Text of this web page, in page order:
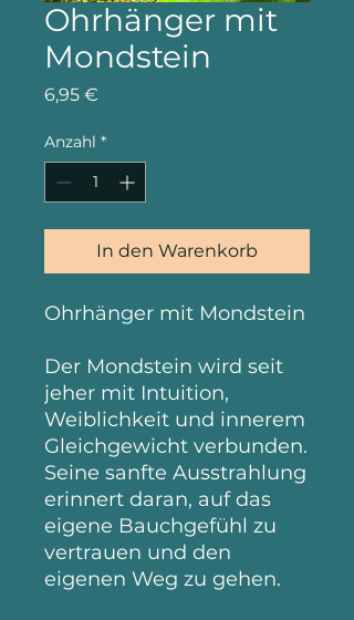
Ohrhänger mit
Mondstein
6,95 €
Anzahl *
In den Warenkorb
Ohrhänger mit Mondstein
Der Mondstein wird seit
jeher mit Intuition,
Weiblichkeit und innerem
Gleichgewicht verbunden.
Seine sanfte Ausstrahlung
erinnert daran, auf das
eigene Bauchgefühl zu
vertrauen und den
eigenen Weg zu gehen.